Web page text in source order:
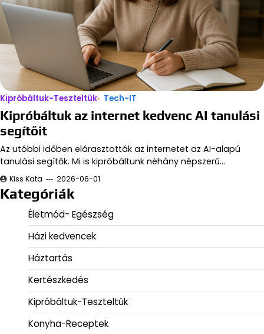
Kipróbáltuk-Teszteltük Tech-IT
Kipróbáltuk az internet kedvenc AI tanulási
segítőit
Az utóbbi időben elárasztották az internetet az AI-alapú
tanulási segítők. Mi is kipróbáltunk néhány népszerű…
Kiss Kata 2026-06-01
Kategóriák
Életmód- Egészség
Házi kedvencek
Háztartás
Kertészkedés
Kipróbáltuk-Teszteltük
Konyha-Receptek